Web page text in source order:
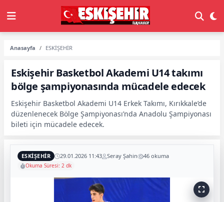
Anasayfa ESKİŞEHİR
Eskişehir Basketbol Akademi U14 takımı
bölge şampiyonasında mücadele edecek
Eskişehir Basketbol Akademi U14 Erkek Takımı, Kırıkkale’de
düzenlenecek Bölge Şampiyonası’nda Anadolu Şampiyonası
bileti için mücadele edecek.
ESKİŞEHİR 29.01.2026 11:43 Seray Şahin 46 okuma
Okuma Süresi: 2 dk